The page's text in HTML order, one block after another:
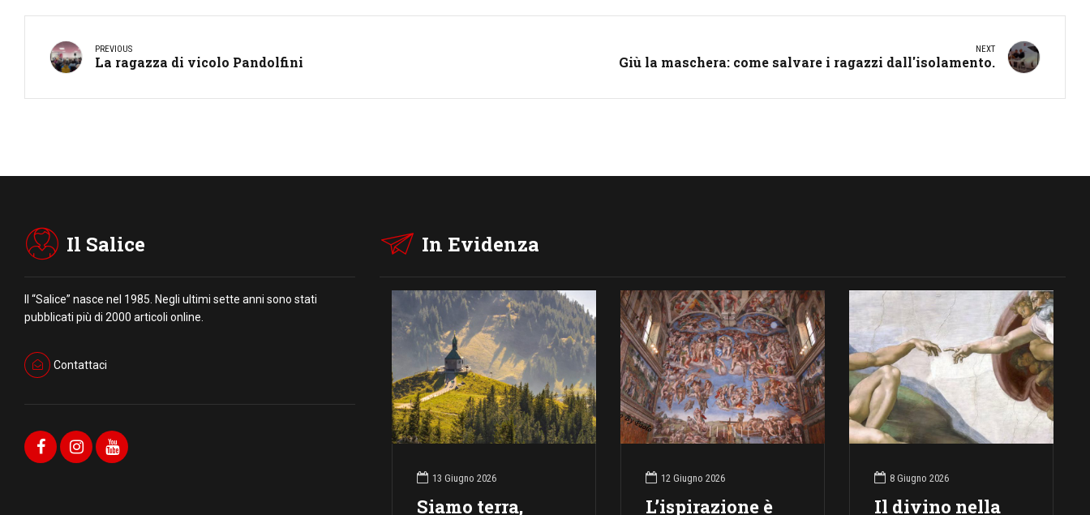
PREVIOUS
La ragazza di vicolo Pandolfini
NEXT
Giù la maschera: come salvare i ragazzi dall'isolamento.
Il Salice
Il “Salice” nasce nel 1985. Negli ultimi sette anni sono stati
pubblicati più di 2000 articoli online.
Contattaci
In Evidenza
13 Giugno 2026
Siamo terra,
12 Giugno 2026
L’ispirazione è
8 Giugno 2026
Il divino nella